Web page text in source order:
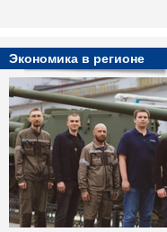
Экономика в регионе